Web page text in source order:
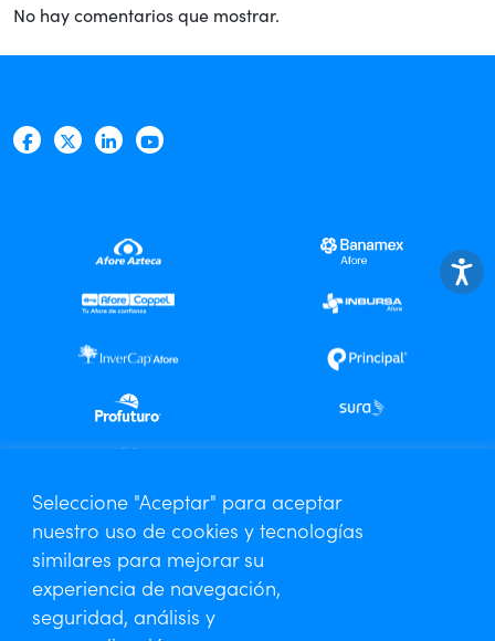
Seleccione "Aceptar" para aceptar
nuestro uso de cookies y tecnologías
similares para mejorar su
experiencia de navegación,
seguridad, análisis y
No hay comentarios que mostrar.
Centro de Análisis Especializado
Contáctanos
Aviso de Privacidad